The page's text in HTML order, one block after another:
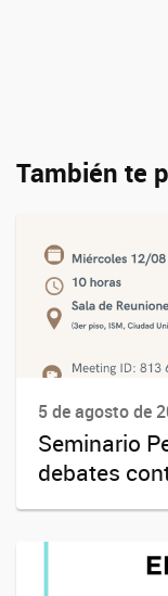
También te
5 de agosto de
Seminario
debates